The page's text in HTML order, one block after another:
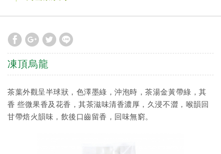
凍頂烏龍
茶葉外觀呈半球狀，色澤墨綠，沖泡時，茶湯金黃帶綠，其
香 些微果香及花香，其茶滋味清香濃厚，久浸不澀，喉韻回
甘帶焙火韻味，飲後口齒留香，回味無窮。